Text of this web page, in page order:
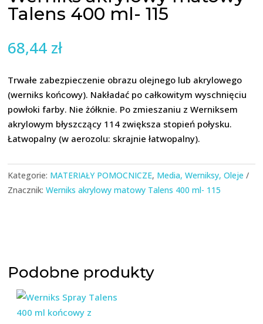
Talens 400 ml- 115
68,44 zł
Trwałe zabezpieczenie obrazu olejnego lub akrylowego
(werniks końcowy). Nakładać po całkowitym wyschnięciu
powłoki farby. Nie żółknie. Po zmieszaniu z Werniksem
akrylowym błyszczący 114 zwiększa stopień połysku.
Łatwopalny (w aerozolu: skrajnie łatwopalny).
Kategorie: MATERIAŁY POMOCNICZE, Media, Werniksy, Oleje
Znacznik:Werniks akrylowy matowy Talens 400 ml- 115
Podobne produkty